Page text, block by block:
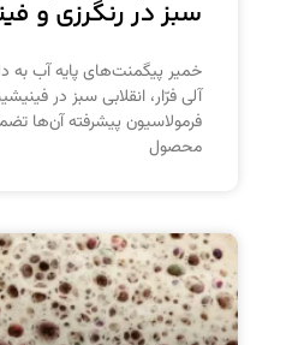
سبز در رنگرزی و
خمیر پیگمنت‌های پایه آب به
آلی فرّار، انقلابی سبز در
فرمولاسیون پیشرفته آن‌ها
محصول